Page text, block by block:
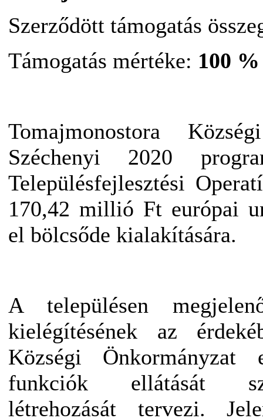
Szerződött támogatás
Támogatás mértéke: 100 %
Tomajmonostora
Széchenyi 2020
Településfejlesztési
170,42 millió Ft európai
el bölcsőde kialakítására.
A településen
kielégítésének az
Községi
funkciók ellátását
létrehozását tervezi.